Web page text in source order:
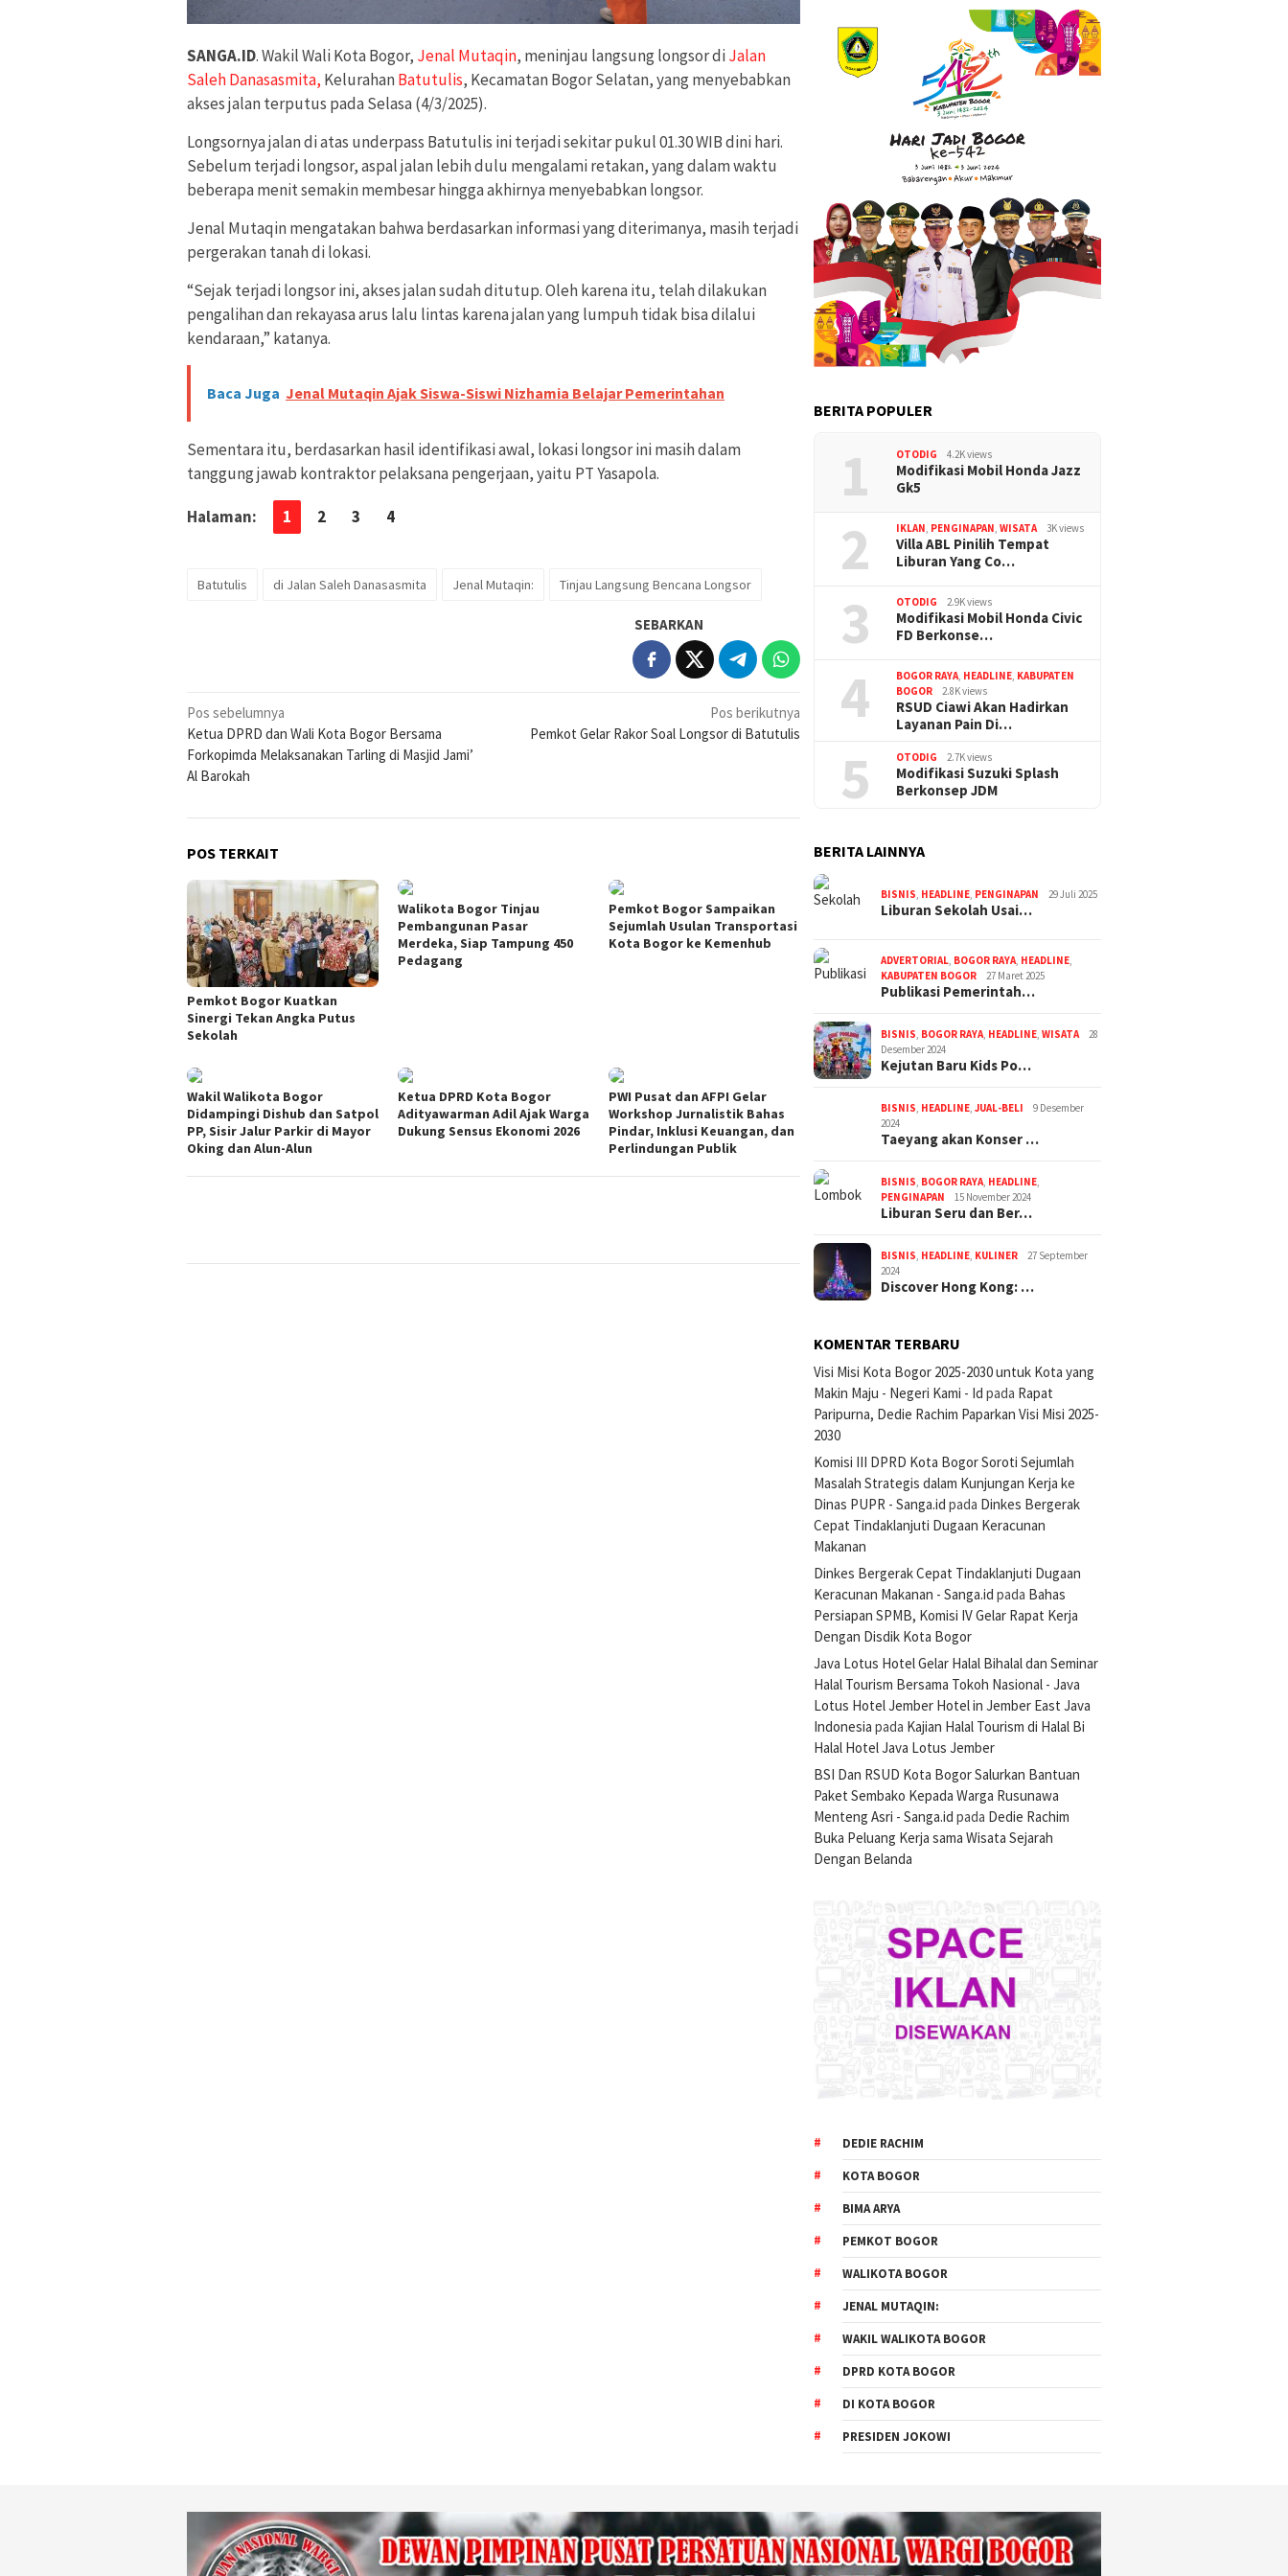
SANGA.ID. Wakil Wali Kota Bogor, Jenal Mutaqin, meninjau langsung longsor diJalan
Saleh Danasasmita, KelurahanBatutulis, Kecamatan Bogor Selatan, yang menyebabkan
akses jalan terputus pada Selasa (4/3/2025).
Longsornya jalan di atas underpass Batutulis ini terjadi sekitar pukul 01.30 WIB dini hari.
Sebelum terjadi longsor, aspal jalan lebih dulu mengalami retakan, yang dalam waktu
beberapa menit semakin membesar hingga akhirnya menyebabkan longsor.
Jenal Mutaqin mengatakan bahwa berdasarkan informasi yang diterimanya, masih terjadi
pergerakan tanah di lokasi.
“Sejak terjadi longsor ini, akses jalan sudah ditutup. Oleh karena itu, telah dilakukan
pengalihan dan rekayasa arus lalu lintas karena jalan yang lumpuh tidak bisa dilalui
kendaraan,” katanya.
Baca Juga Jenal Mutaqin Ajak Siswa-Siswi Nizhamia Belajar Pemerintahan
Sementara itu, berdasarkan hasil identifikasi awal, lokasi longsor ini masih dalam
tanggung jawab kontraktor pelaksana pengerjaan, yaitu PT Yasapola.
Halaman: 1 2 3 4
Batutulis di Jalan Saleh Danasasmita Jenal Mutaqin: Tinjau Langsung Bencana Longsor
SEBARKAN
Navigasi
pos
Pos sebelumnya
Ketua DPRD dan Wali Kota Bogor Bersama
Forkopimda Melaksanakan Tarling di Masjid Jami’
Al Barokah
Pos berikutnya
Pemkot Gelar Rakor Soal Longsor di Batutulis
POS TERKAIT
Pemkot Bogor Kuatkan
Sinergi Tekan Angka Putus
Sekolah
Walikota Bogor Tinjau
Pembangunan Pasar
Merdeka, Siap Tampung 450
Pedagang
Pemkot Bogor Sampaikan
Sejumlah Usulan Transportasi
Kota Bogor ke Kemenhub
Wakil Walikota Bogor
Didampingi Dishub dan Satpol
PP, Sisir Jalur Parkir di Mayor
Oking dan Alun-Alun
Ketua DPRD Kota Bogor
Adityawarman Adil Ajak Warga
Dukung Sensus Ekonomi 2026
PWI Pusat dan AFPI Gelar
Workshop Jurnalistik Bahas
Pindar, Inklusi Keuangan, dan
Perlindungan Publik
BERITA POPULER
1 OTODIG 4.2K views
Modifikasi Mobil Honda Jazz
Gk5
2 IKLAN, PENGINAPAN,WISATA 3K views
Villa ABL Pinilih Tempat
Liburan Yang Co…
3 OTODIG 2.9K views
Modifikasi Mobil Honda Civic
FD Berkonse…
4 BOGOR RAYA, HEADLINE, KABUPATEN
BOGOR
2.8K views
RSUD Ciawi Akan Hadirkan
Layanan Pain Di…
5 OTODIG 2.7K views
Modifikasi Suzuki Splash
Berkonsep JDM
BERITA LAINNYA
BISNIS, HEADLINE, PENGINAPAN 29 Juli 2025
Liburan Sekolah Usai…
ADVERTORIAL, BOGOR RAYA, HEADLINE,
KABUPATEN BOGOR
27 Maret 2025
Publikasi Pemerintah…
BISNIS, BOGOR RAYA, HEADLINE,WISATA
28
Desember 2024
Kejutan Baru Kids Po…
BISNIS, HEADLINE,JUAL-BELI
9 Desember
2024
Taeyang akan Konser …
BISNIS, BOGOR RAYA, HEADLINE,
PENGINAPAN
15 November 2024
Liburan Seru dan Ber…
BISNIS, HEADLINE, KULINER
27 September
2024
Discover Hong Kong: …
KOMENTAR TERBARU
Visi Misi Kota Bogor 2025-2030 untuk Kota yang
Makin Maju - Negeri Kami - Id pada Rapat
Paripurna, Dedie Rachim Paparkan Visi Misi 2025-
2030
Komisi III DPRD Kota Bogor Soroti Sejumlah
Masalah Strategis dalam Kunjungan Kerja ke
Dinas PUPR - Sanga.id pada Dinkes Bergerak
Cepat Tindaklanjuti Dugaan Keracunan
Makanan
Dinkes Bergerak Cepat Tindaklanjuti Dugaan
Keracunan Makanan - Sanga.id pada Bahas
Persiapan SPMB, Komisi IV Gelar Rapat Kerja
Dengan Disdik Kota Bogor
Java Lotus Hotel Gelar Halal Bihalal dan Seminar
Halal Tourism Bersama Tokoh Nasional - Java
Lotus Hotel Jember Hotel in Jember East Java
Indonesia pada Kajian Halal Tourism di Halal Bi
Halal Hotel Java Lotus Jember
BSI Dan RSUD Kota Bogor Salurkan Bantuan
Paket Sembako Kepada Warga Rusunawa
Menteng Asri - Sanga.id pada Dedie Rachim
Buka Peluang Kerja sama Wisata Sejarah
Dengan Belanda
DEDIE RACHIM
KOTA BOGOR
BIMA ARYA
PEMKOT BOGOR
WALIKOTA BOGOR
JENAL MUTAQIN:
WAKIL WALIKOTA BOGOR
DPRD KOTA BOGOR
DI KOTA BOGOR
PRESIDEN JOKOWI